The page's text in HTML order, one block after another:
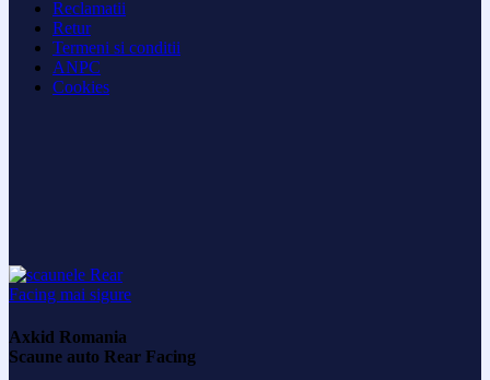
Reclamatii
Retur
Termeni si conditii
ANPC
Cookies
Axkid Romania
Scaune auto Rear Facing